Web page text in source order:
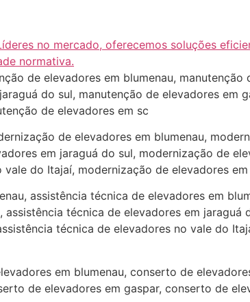
de elevadores em blumenau, manutenção
do sul, manutenção de elevadores em
de elevadores em sc
de elevadores em blumenau,
em jaraguá do sul, modernização de
do Itajaí, modernização de elevadores em
assistência técnica de elevadores em
técnica de elevadores em jaraguá
técnica de elevadores no vale do
em blumenau, conserto de
de elevadores em gaspar, conserto de